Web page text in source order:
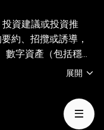
三方平臺交互，OKX
服務，也不對其承擔
提供。OKX Web3
供的，並受 OKX
資建議或投資推
約、招攬或誘導，
字資產（包括穩定
風險，並且可能會貶
Web3 錢包僅爲一種
與第三方平臺交互，
展開